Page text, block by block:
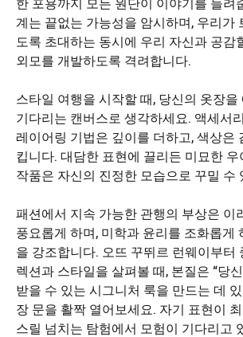
계는 끝없는 가능성을 암시하며, 우리가
도록 초대하는 동시에 우리 자신과 공감
외모를 개발하도록 격려합니다.
스타일 여행을 시작할 때, 당신의 옷장
기다리는 캔버스로 생각하세요. 액세서
레이어링 기법은 깊이를 더하고, 색상은
킵니다. 대담한 표현에 끌리든 미묘한
작품은 자신의 진정한 모습으로 꾸밀 수
패션에서 지속 가능한 관행의 부상은 이
풍요롭게 하며, 미학과 윤리를 조화롭게
을 강조합니다. 오뜨 꾸뛰르 런웨이부터
렉션과 스타일을 살펴볼 때, 본질은 “당
받을 수 있는 시그니처 룩을 만드는 데
장 문을 활짝 열어보세요. 자기 표현이
스릴 넘치는 탐험에서 모험이 기다리고